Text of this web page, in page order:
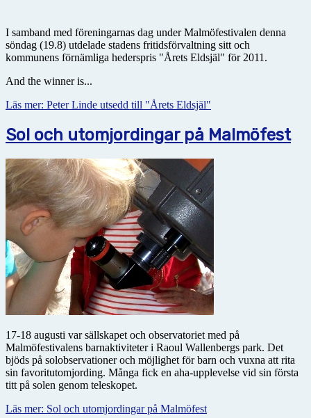
I samband med föreningarnas dag under Malmöfestivalen denna
söndag (19.8) utdelade stadens fritidsförvaltning sitt och
kommunens förnämliga hederspris "Årets Eldsjäl" för 2011.
And the winner is...
Läs mer: Peter Linde utsedd till "Årets Eldsjäl"
Sol och utomjordingar på Malmöfest
17-18 augusti var sällskapet och observatoriet med på
Malmöfestivalens barnaktiviteter i Raoul Wallenbergs park. Det
bjöds på solobservationer och möjlighet för barn och vuxna att rita
sin favoritutomjording. Många fick en aha-upplevelse vid sin första
titt på solen genom teleskopet.
Läs mer: Sol och utomjordingar på Malmöfest